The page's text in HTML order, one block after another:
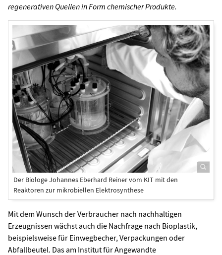
regenerativen Quellen in Form chemischer Produkte.
Der Biologe Johannes Eberhard Reiner vom KIT mit den
Reaktoren zur mikrobiellen Elektrosynthese
Mit dem Wunsch der Verbraucher nach nachhaltigen
Erzeugnissen wächst auch die Nachfrage nach Bioplastik,
beispielsweise für Einwegbecher, Verpackungen oder
Abfallbeutel. Das am Institut für Angewandte